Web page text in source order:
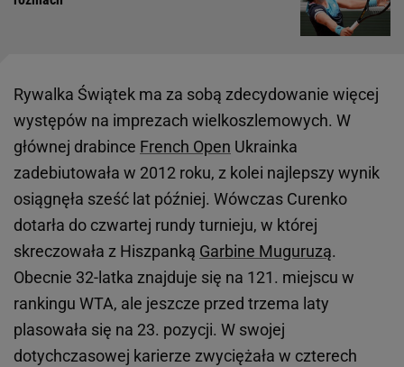
Rywalka Świątek ma za sobą zdecydowanie więcej
występów na imprezach wielkoszlemowych. W
głównej drabince French Open Ukrainka
zadebiutowała w 2012 roku, z kolei najlepszy wynik
osiągnęła sześć lat później. Wówczas Curenko
dotarła do czwartej rundy turnieju, w której
skreczowała z Hiszpanką Garbine Muguruzą.
Obecnie 32-latka znajduje się na 121. miejscu w
rankingu WTA, ale jeszcze przed trzema laty
plasowała się na 23. pozycji. W swojej
dotychczasowej karierze zwyciężała w czterech